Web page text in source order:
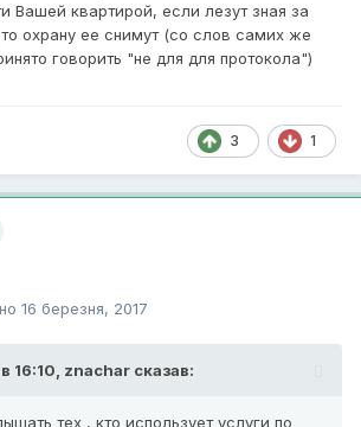
Вашей квартирой, если лезут зная за
охрану ее снимут (со слов самих же
говорить "не для для протокола")
3 1
16 березня, 2017
16:10, znachar сказав:
тех , кто использует услуги по